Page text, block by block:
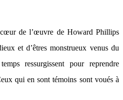
de l’œuvre de Howard Phillips
et d’êtres monstrueux venus du
ressurgissent pour reprendre
qui en sont témoins sont voués à